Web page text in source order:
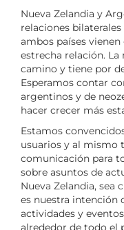
Nueva Zelandia y
relaciones
ambos países
estrecha relación.
camino y tiene por
Esperamos contar
argentinos y de
hacer crecer más
Estamos
usuarios y al mismo
comunicación para
sobre asuntos de
Nueva Zelandia, sea
es nuestra intención
actividades y
alrededor de todo el